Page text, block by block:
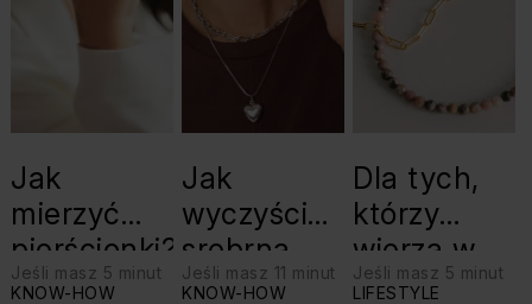
Jak
mierzyć
pierścionki?
Jeśli masz 5 minut
KNOW-HOW
Jak
wyczyścić
srebrną
biżuterię?
Jeśli masz 11 minut
KNOW-HOW
Dla tych,
którzy
wierzą w
swoje siły:
Jeśli masz 5 minut
LIFESTYLE